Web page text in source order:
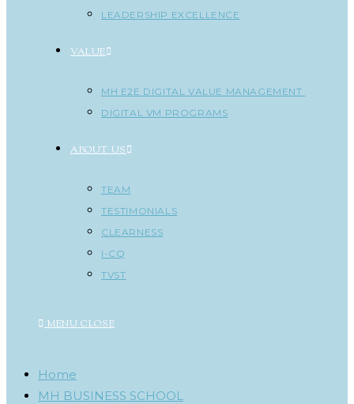
LEADERSHIP EXCELLENCE
VALUE
MH E2E DIGITAL VALUE MANAGEMENT
DIGITAL VM PROGRAMS
ABOUT US
TEAM
TESTIMONIALS
CLEARNESS
I-CQ
TVST
MENU CLOSE
Home
MH BUSINESS SCHOOL